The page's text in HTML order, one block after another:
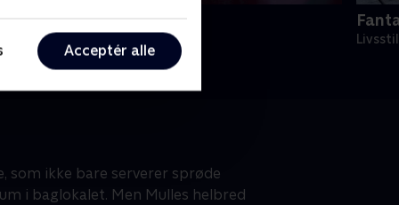
Acceptér alle
for millioner
• Livsstil • 46 min
som ikke bare serverer sprøde
i baglokalet. Men Mulles helbred